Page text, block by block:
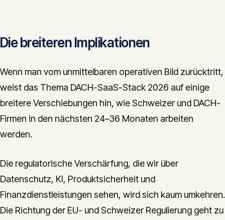
Die breiteren Implikationen
Wenn man vom unmittelbaren operativen Bild zurücktritt,
weist das Thema DACH-SaaS-Stack 2026 auf einige
breitere Verschiebungen hin, wie Schweizer und DACH-
Firmen in den nächsten 24–36 Monaten arbeiten
werden.
Die regulatorische Verschärfung, die wir über
Datenschutz, KI, Produktsicherheit und
Finanzdienstleistungen sehen, wird sich kaum umkehren.
Die Richtung der EU- und Schweizer Regulierung geht zu